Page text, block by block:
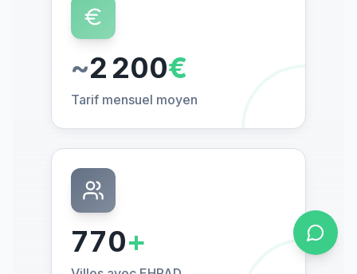
~2 200€
Tarif mensuel moyen
770+